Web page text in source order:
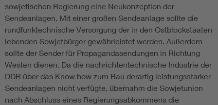
sowjetischen Regierung eine Neukonzeption der
Sendeanlagen. Mit einer großen Sendeanlage sollte die
rundfunktechnische Versorgung der in den Ostblockstaaten
lebenden Sowjetbürger gewährleistet werden. Außerdem
sollte der Sender für Propagandasendungen in Richtung
Westen dienen. Da die nachrichtentechnische Industrie der
DDR über das Know how zum Bau derartig leistungsstarker
Sendeanlagen nicht verfügte, übernahm die Sowjetunion
nach Abschluss eines Regierungsabkommens die